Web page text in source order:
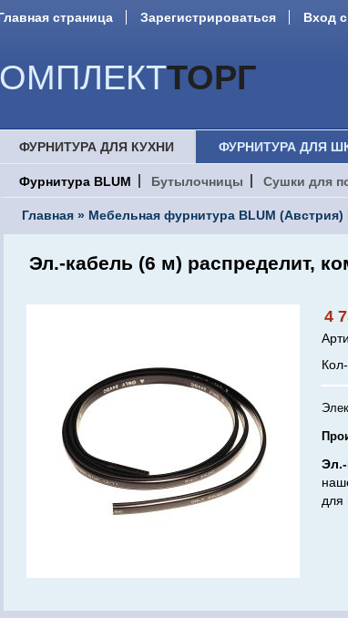
страница Зарегистрироваться Вход
ТОРГ
ФУРНИТУРА ДЛЯ КУХНИ ФУРНИТУРА ДЛЯ
Фурнитура BLUM Бутылочницы Сушки для
Главная » Мебельная фурнитура BLUM (Австрия)
Эл.-кабель (6 м) распределит,
4
для